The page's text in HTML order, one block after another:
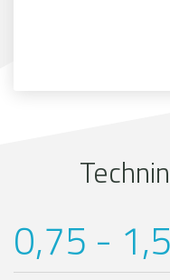
0,75 -